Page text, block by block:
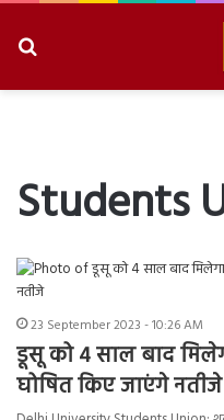
Students
23 September 2023 - 10:26 AM
डूसू को 4 साल बाद
घोषित किए जाएंगे नतीजे